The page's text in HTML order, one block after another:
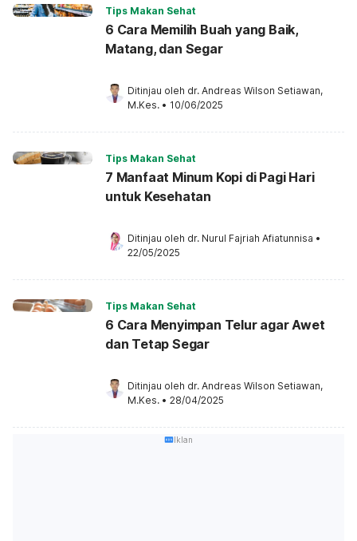
Tips Makan Sehat
6 Cara Memilih Buah yang Baik,
Matang, dan Segar
Ditinjau oleh dr. Andreas Wilson Setiawan,
M.Kes. • 10/06/2025
Tips Makan Sehat
7 Manfaat Minum Kopi di Pagi Hari
untuk Kesehatan
Ditinjau oleh dr. Nurul Fajriah Afiatunnisa •
22/05/2025
Tips Makan Sehat
6 Cara Menyimpan Telur agar Awet
dan Tetap Segar
Ditinjau oleh dr. Andreas Wilson Setiawan,
M.Kes. • 28/04/2025
Iklan